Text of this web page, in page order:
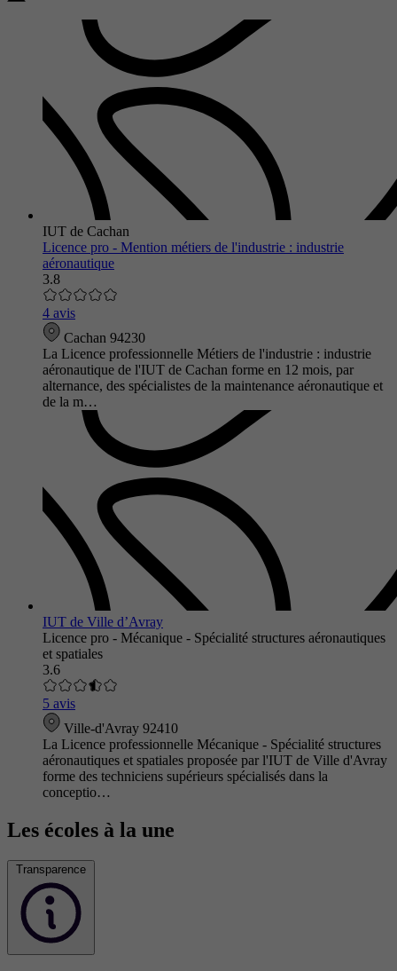
IUT de Cachan
Licence pro - Mention métiers de l'industrie : industrie
aéronautique
3.8
4 avis
Cachan 94230
La Licence professionnelle Métiers de l'industrie : industrie
aéronautique de l'IUT de Cachan forme en 12 mois, par
alternance, des spécialistes de la maintenance aéronautique et
de la m…
IUT de Ville d’Avray
Licence pro - Mécanique - Spécialité structures aéronautiques
et spatiales
3.6
5 avis
Ville-d'Avray 92410
La Licence professionnelle Mécanique - Spécialité structures
aéronautiques et spatiales proposée par l'IUT de Ville d'Avray
forme des techniciens supérieurs spécialisés dans la
conceptio…
Les écoles à la une
Transparence